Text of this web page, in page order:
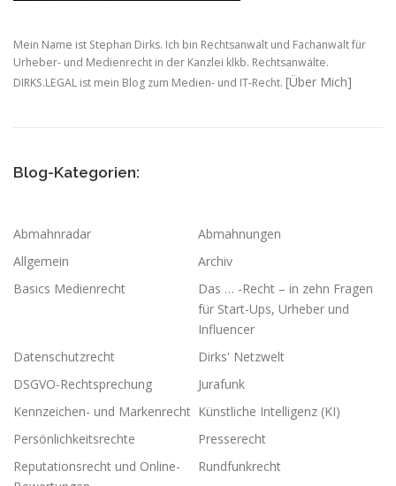
Mein Name ist Stephan Dirks. Ich bin Rechtsanwalt und Fachanwalt für
Urheber- und Medienrecht in der Kanzlei klkb. Rechtsanwälte.
DIRKS.LEGAL ist mein Blog zum Medien- und IT-Recht. [Über Mich]
Blog-Kategorien:
Abmahnradar
Abmahnungen
Allgemein
Archiv
Basics Medienrecht
Das … -Recht – in zehn Fragen
für Start-Ups, Urheber und
Influencer
Datenschutzrecht
Dirks' Netzwelt
DSGVO-Rechtsprechung
Jurafunk
Kennzeichen- und Markenrecht Künstliche Intelligenz (KI)
Persönlichkeitsrechte
Presserecht
Reputationsrecht und Online-
Rundfunkrecht